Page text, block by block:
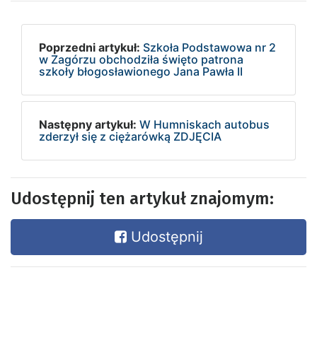
Poprzedni artykuł: Szkoła Podstawowa nr 2
w Zagórzu obchodziła święto patrona
szkoły błogosławionego Jana Pawła II
Następny artykuł: W Humniskach autobus
zderzył się z ciężarówką ZDJĘCIA
Udostępnij ten artykuł znajomym:
Udostępnij